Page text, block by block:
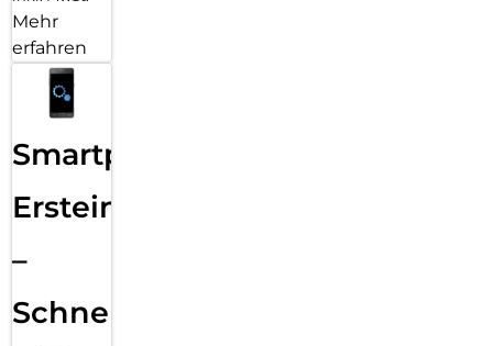
Mehr
erfahren
Smartphone
Ersteinrichtung
–
Schnelle